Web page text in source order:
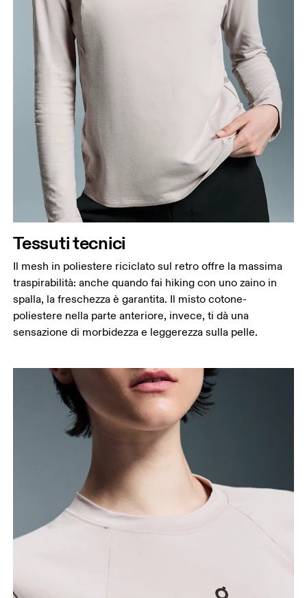
Circonferenza seno
Misura la parte più ampia del petto da un estremo
all’altro.
Girovita
Misura il girovita nel punto più stretto (in genere
dove il corpo si piega lateralmente).
Fianchi
Misura la parte più ampia dei fianchi da un estremo
all’altro.
Tessuti tecnici
Il mesh in poliestere riciclato sul retro offre la massima
traspirabilità: anche quando fai hiking con uno zaino in
spalla, la freschezza è garantita. Il misto cotone-
poliestere nella parte anteriore, invece, ti dà una
sensazione di morbidezza e leggerezza sulla pelle.